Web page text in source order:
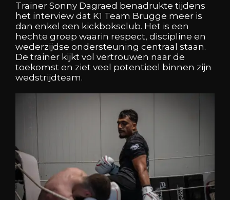
Trainer Sonny Dagraed benadrukte tijdens
het interview dat K1 Team Brugge meer is
dan enkel een kickboksclub. Het is een
hechte groep waarin respect, discipline en
wederzijdse ondersteuning centraal staan.
De trainer kijkt vol vertrouwen naar de
toekomst en ziet veel potentieel binnen zijn
wedstrijdteam.